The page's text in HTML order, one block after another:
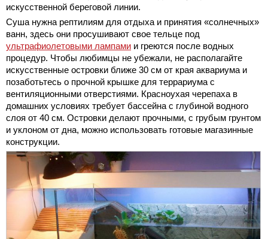
искусственной береговой линии.
Суша нужна рептилиям для отдыха и принятия «солнечных»
ванн, здесь они просушивают свое тельце под
ультрафиолетовыми лампами и греются после водных
процедур. Чтобы любимцы не убежали, не располагайте
искусственные островки ближе 30 см от края аквариума и
позаботьтесь о прочной крышке для террариума с
вентиляционными отверстиями. Красноухая черепаха в
домашних условиях требует бассейна с глубиной водного
слоя от 40 см. Островки делают прочными, с грубым грунтом
и уклоном от дна, можно использовать готовые магазинные
конструкции.